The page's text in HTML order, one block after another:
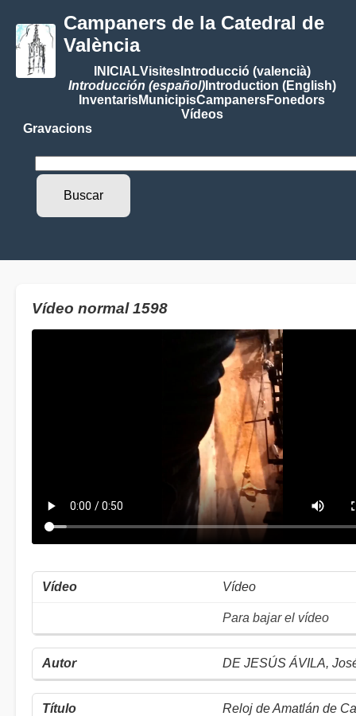
Campaners de la Catedral de
València
INICIALVisitesIntroducció (valencià)
Introducción (español)Introduction (English)
InventarisMunicipisCampanersFonedors
Vídeos
Gravacions
Vídeo normal 1598
Vídeo
Para bajar el vídeo
DE JESÚS ÁVILA,
Reloj de Amatlán de